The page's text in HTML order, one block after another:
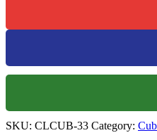
SKU: CLCUB-33 Category: